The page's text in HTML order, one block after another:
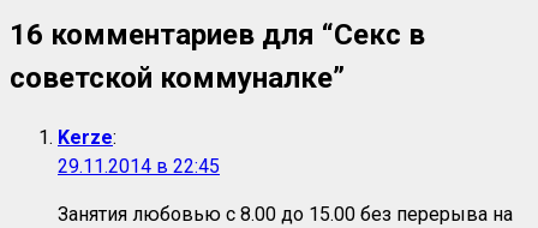
16 комментариев для “Секс в
советской коммуналке”
Kerze:
29.11.2014 в 22:45
Занятия любовью с 8.00 до 15.00 без перерыва на